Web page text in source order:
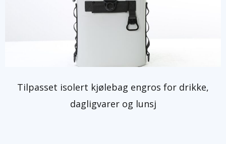
Tilpasset isolert kjølebag engros for drikke,
dagligvarer og lunsj